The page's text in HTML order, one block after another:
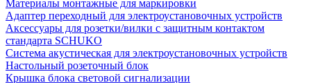
Материалы монтажные для маркировки
Адаптер переходный для электроустановочных устройств
Аксессуары для розетки/вилки с защитным контактом
стандарта SCHUKO
Система акустическая для электроустановочных устройств
Настольный розеточный блок
Крышка блока световой сигнализации